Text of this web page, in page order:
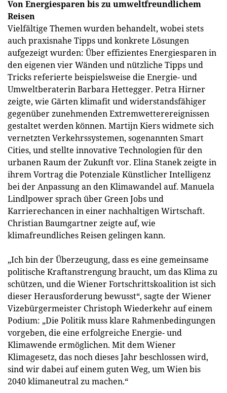
Von Energiesparen bis zu umweltfreundlichem
Reisen
Vielfältige Themen wurden behandelt, wobei stets
auch praxisnahe Tipps und konkrete Lösungen
aufgezeigt wurden: Über effizientes Energiesparen in
den eigenen vier Wänden und nützliche Tipps und
Tricks referierte beispielsweise die Energie- und
Umweltberaterin Barbara Hettegger. Petra Hirner
zeigte, wie Gärten klimafit und widerstandsfähiger
gegenüber zunehmenden Extremwetterereignissen
gestaltet werden können. Martijn Kiers widmete sich
vernetzten Verkehrssystemen, sogenannten Smart
Cities, und stellte innovative Technologien für den
urbanen Raum der Zukunft vor. Elina Stanek zeigte in
ihrem Vortrag die Potenziale Künstlicher Intelligenz
bei der Anpassung an den Klimawandel auf. Manuela
Lindlpower sprach über Green Jobs und
Karrierechancen in einer nachhaltigen Wirtschaft.
Christian Baumgartner zeigte auf, wie
klimafreundliches Reisen gelingen kann.
„Ich bin der Überzeugung, dass es eine gemeinsame
politische Kraftanstrengung braucht, um das Klima zu
schützen, und die Wiener Fortschrittskoalition ist sich
dieser Herausforderung bewusst“, sagte der Wiener
Vizebürgermeister Christoph Wiederkehr auf einem
Podium: „Die Politik muss klare Rahmenbedingungen
vorgeben, die eine erfolgreiche Energie- und
Klimawende ermöglichen. Mit dem Wiener
Klimagesetz, das noch dieses Jahr beschlossen wird,
sind wir dabei auf einem guten Weg, um Wien bis
2040 klimaneutral zu machen.“